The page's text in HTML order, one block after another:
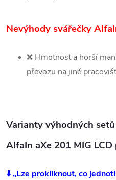
Nevýhody svářečky
❌ Hmotnost a horší
převozu na jiné
Varianty výhodných
AlfaIn aXe 201 MIG LCD
⬇️ „Lze prokliknout, co